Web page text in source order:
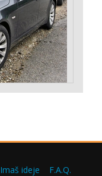
Imaš ideje F.A.Q.